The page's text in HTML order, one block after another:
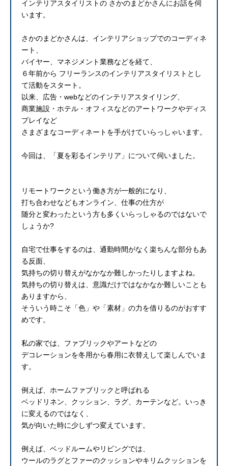
インテリアスタイリストの さかのまどかさんにお話を伺
います。
さかのまどかさんは、インテリアショップでのコーディネ
ート、
バイヤー、マネジメント業務などを経て、
６年前から フリーランスのインテリアスタイリストとし
て活動をスタート。
以来、広告・webなどのインテリアスタイリング、
商業施設・ホテル・オフィスなどのアートワークやディス
プレイなど
さまざまなコーディネートを手がけていらっしゃいます。
今回は、「夏を彩るインテリア」について伺いました。
リモートワークという働き方が一般的になり、
打ち合わせなどもオンライン、仕事の仕方が
随分と変わったという方も多くいらっしゃるのではないで
しょうか?
自宅で仕事をするのは、通勤時間がなく楽ちんな部分もあ
る反面、
気持ちの切り替えがなかなか難しかったりしますよね。
気持ちの切り替えは、意識だけではなかなか難しいことも
ありますから、
そういう時こそ「色」や「素材」の力を借りるのがおすす
めです。
私の家では、ファブリックやアートなどの
デコレーションを冬用から春用に衣替えして楽しんでいま
す。
例えば、ホームファブリックと呼ばれる
ベッドリネン、クッション、ラグ、カーテンなど。いっき
に変えるのではなく、
気が向いた時に少しずつ変えています。
例えば、ベッドルームやリビングでは、
ウールのラグとファーのクッションやキリムクッションを